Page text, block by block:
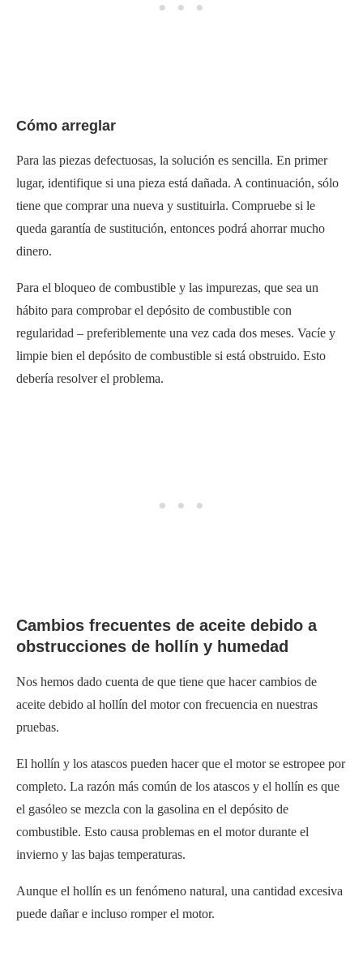
Cómo arreglar
Para las piezas defectuosas, la solución es sencilla. En primer
lugar, identifique si una pieza está dañada. A continuación, sólo
tiene que comprar una nueva y sustituirla. Compruebe si le
queda garantía de sustitución, entonces podrá ahorrar mucho
dinero.
Para el bloqueo de combustible y las impurezas, que sea un
hábito para comprobar el depósito de combustible con
regularidad – preferiblemente una vez cada dos meses. Vacíe y
limpie bien el depósito de combustible si está obstruido. Esto
debería resolver el problema.
Cambios frecuentes de aceite debido a
obstrucciones de hollín y humedad
Nos hemos dado cuenta de que tiene que hacer cambios de
aceite debido al hollín del motor con frecuencia en nuestras
pruebas.
El hollín y los atascos pueden hacer que el motor se estropee por
completo. La razón más común de los atascos y el hollín es que
el gasóleo se mezcla con la gasolina en el depósito de
combustible. Esto causa problemas en el motor durante el
invierno y las bajas temperaturas.
Aunque el hollín es un fenómeno natural, una cantidad excesiva
puede dañar e incluso romper el motor.